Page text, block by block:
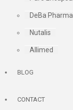
DeBa Pharma
Nutalis
Allimed
BLOG
CONTACT